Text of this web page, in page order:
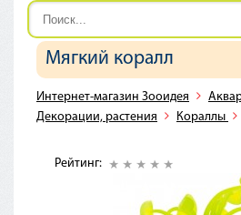
Мягкий коралл
Интернет-магазин Зооидея
Декорации, растения
Кораллы
Рейтинг: